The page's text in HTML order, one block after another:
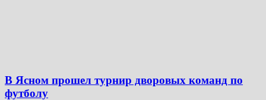
В Ясном прошел турнир дворовых команд по
футболу